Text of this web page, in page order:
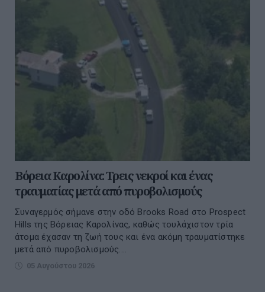
Βόρεια Καρολίνα: Τρεις νεκροί και ένας
τραυματίας μετά από πυροβολισμούς
Συναγερμός σήμανε στην οδό Brooks Road στο Prospect
Hills της Βόρειας Καρολίνας, καθώς τουλάχιστον τρία
άτομα έχασαν τη ζωή τους και ένα ακόμη τραυματίστηκε
μετά από πυροβολισμούς....
05 Αυγούστου 2026